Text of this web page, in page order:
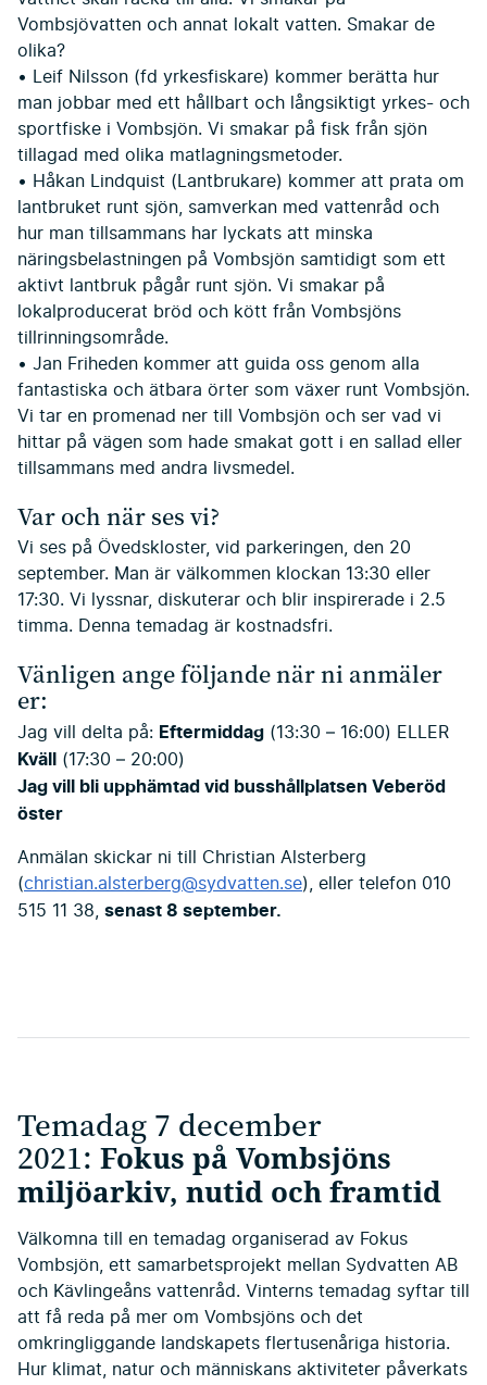
Vombsjövatten och annat lokalt vatten. Smakar de
olika?
• Leif Nilsson (fd yrkesfiskare) kommer berätta hur
man jobbar med ett hållbart och långsiktigt yrkes- och
sportfiske i Vombsjön. Vi smakar på fisk från sjön
tillagad med olika matlagningsmetoder.
• Håkan Lindquist (Lantbrukare) kommer att prata om
lantbruket runt sjön, samverkan med vattenråd och
hur man tillsammans har lyckats att minska
näringsbelastningen på Vombsjön samtidigt som ett
aktivt lantbruk pågår runt sjön. Vi smakar på
lokalproducerat bröd och kött från Vombsjöns
tillrinningsområde.
• Jan Friheden kommer att guida oss genom alla
fantastiska och ätbara örter som växer runt Vombsjön.
Vi tar en promenad ner till Vombsjön och ser vad vi
hittar på vägen som hade smakat gott i en sallad eller
tillsammans med andra livsmedel.
Var och när ses vi?
Vi ses på Övedskloster, vid parkeringen, den 20
september. Man är välkommen klockan 13:30 eller
17:30. Vi lyssnar, diskuterar och blir inspirerade i 2.5
timma. Denna temadag är kostnadsfri.
Vänligen ange följande när ni anmäler
er:
Jag vill delta på: Eftermiddag (13:30 – 16:00) ELLER
Kväll (17:30 – 20:00)
Jag vill bli upphämtad vid busshållplatsen Veberöd
öster
Anmälan skickar ni till Christian Alsterberg
(christian.alsterberg@sydvatten.se), eller telefon 010
515 11 38, senast 8 september.
Temadag 7 december
2021: Fokus på Vombsjöns
miljöarkiv, nutid och framtid
Välkomna till en temadag organiserad av Fokus
Vombsjön, ett samarbetsprojekt mellan Sydvatten AB
och Kävlingeåns vattenråd. Vinterns temadag syftar till
att få reda på mer om Vombsjöns och det
omkringliggande landskapets flertusenåriga historia.
Hur klimat, natur och människans aktiviteter påverkats